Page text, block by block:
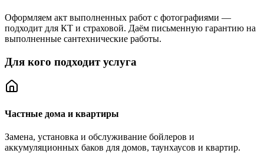
Оформляем акт выполненных работ с фотографиями —
подходит для КТ и страховой. Даём письменную гарантию на
выполненные сантехнические работы.
Для кого подходит услуга
Частные дома и квартиры
Замена, установка и обслуживание бойлеров и
аккумуляционных баков для домов, таунхаусов и квартир.